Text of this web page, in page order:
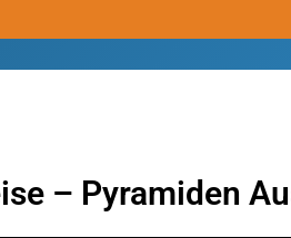
– Pyramiden